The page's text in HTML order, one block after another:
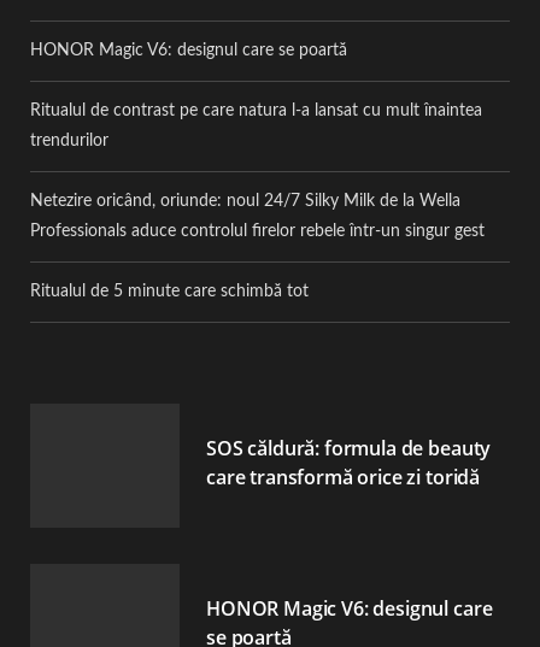
HONOR Magic V6: designul care se poartă
Ritualul de contrast pe care natura l-a lansat cu mult înaintea
trendurilor
Netezire oricând, oriunde: noul 24/7 Silky Milk de la Wella
Professionals aduce controlul firelor rebele într-un singur gest
Ritualul de 5 minute care schimbă tot
SOS căldură: formula de beauty
care transformă orice zi toridă
HONOR Magic V6: designul care
se poartă